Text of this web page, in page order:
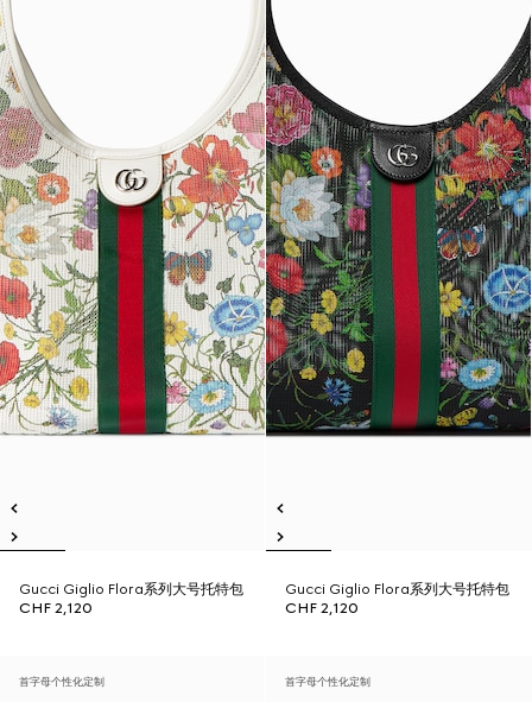
Gucci Giglio Flora系列大号托特包
CHF 2,120
Gucci Giglio Flora系列大号托特包
CHF 2,120
首字母个性化定制 首字母个性化定制